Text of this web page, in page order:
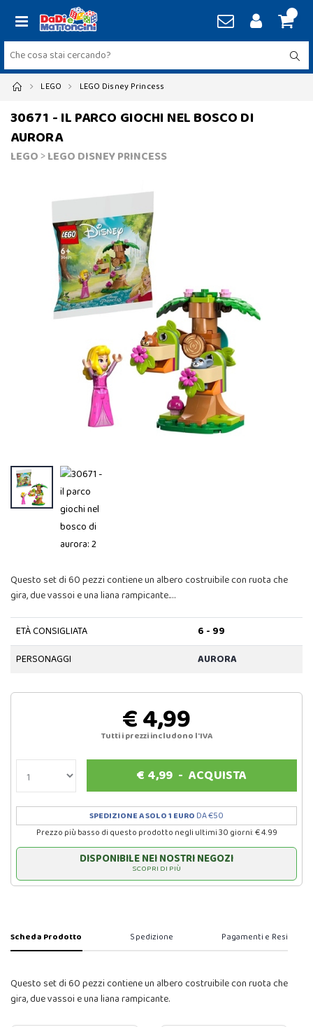
LEGO LEGO Disney Princess
30671 - IL PARCO GIOCHI NEL BOSCO DI
AURORA
LEGO>LEGO DISNEY PRINCESS
Questo set di 60 pezzi contiene un albero costruibile con ruota che
gira, due vassoi e una liana rampicante.…
ETÀ CONSIGLIATA
6 - 99
PERSONAGGI
AURORA
€ 4,99
Tutti i prezzi includono l'IVA
€ 4,99 -ACQUISTA
SPEDIZIONE A SOLO 1 EURO DA €50
Prezzo più basso di questo prodotto negli ultimi 30 giorni: € 4.99
DISPONIBILE NEI NOSTRI NEGOZI
SCOPRI DI PIÙ
Scheda Prodotto Spedizione Pagamenti e Resi
Questo set di 60 pezzi contiene un albero costruibile con ruota che
gira, due vassoi e una liana rampicante.